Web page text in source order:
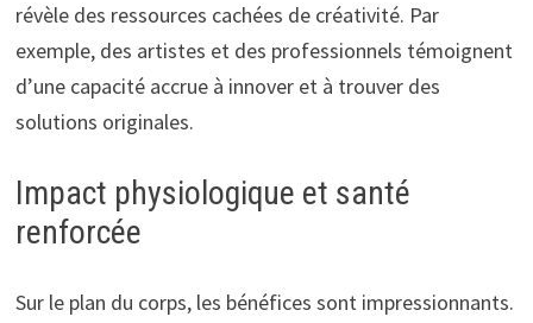
révèle des ressources cachées de créativité. Par
exemple, des artistes et des professionnels témoignent
d’une capacité accrue à innover et à trouver des
solutions originales.
Impact physiologique et santé
renforcée
Sur le plan du corps, les bénéfices sont impressionnants.